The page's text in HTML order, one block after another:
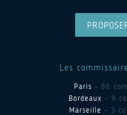
Les
Paris - 86
Bordeaux - 9
Marseille - 3